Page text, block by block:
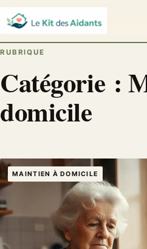
PLUS
SOUTIEN &
EHPAD & MAISON DE RETRAITE
MAINTIEN À DOMICILE
RUBRIQUE
Catégorie :
domicile
MAINTIEN À DOMICILE